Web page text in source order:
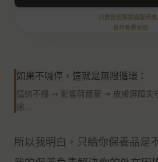
只要曾經購買過聖研產
皆可免費兌換
如果不喊停，這就是無限循環：
情緒不穩 ➞ 影響荷爾蒙 ➞ 皮膚屏障
慮...
所以我明白，只給你保養品是